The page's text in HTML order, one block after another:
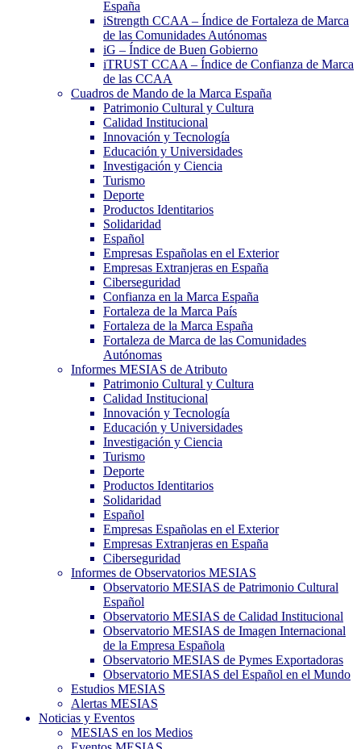
España
iStrength CCAA – Índice de Fortaleza de Marca
de las Comunidades Autónomas
iG – Índice de Buen Gobierno
iTRUST CCAA – Índice de Confianza de Marca
de las CCAA
Cuadros de Mando de la Marca España
Patrimonio Cultural y Cultura
Calidad Institucional
Innovación y Tecnología
Educación y Universidades
Investigación y Ciencia
Turismo
Deporte
Productos Identitarios
Solidaridad
Español
Empresas Españolas en el Exterior
Empresas Extranjeras en España
Ciberseguridad
Confianza en la Marca España
Fortaleza de la Marca País
Fortaleza de la Marca España
Fortaleza de Marca de las Comunidades
Autónomas
Informes MESIAS de Atributo
Patrimonio Cultural y Cultura
Calidad Institucional
Innovación y Tecnología
Educación y Universidades
Investigación y Ciencia
Turismo
Deporte
Productos Identitarios
Solidaridad
Español
Empresas Españolas en el Exterior
Empresas Extranjeras en España
Ciberseguridad
Informes de Observatorios MESIAS
Observatorio MESIAS de Patrimonio Cultural
Español
Observatorio MESIAS de Calidad Institucional
Observatorio MESIAS de Imagen Internacional
de la Empresa Española
Observatorio MESIAS de Pymes Exportadoras
Observatorio MESIAS del Español en el Mundo
Estudios MESIAS
Alertas MESIAS
Noticias y Eventos
MESIAS en los Medios